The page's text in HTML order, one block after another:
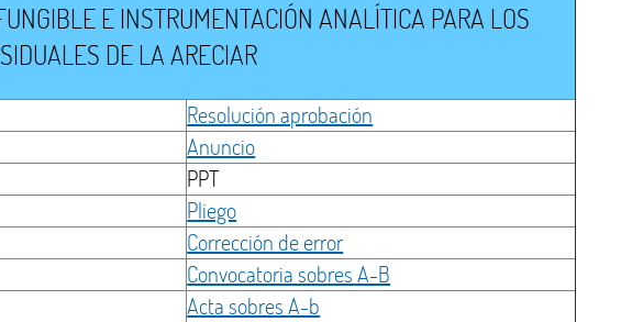
E INSTRUMENTACIÓN ANALÍTICA PARA LOS
DE LA ARECIAR
Resolución aprobación
Anuncio
PPT
Pliego
Corrección de error
Convocatoria sobres A-B
Acta sobres A-b